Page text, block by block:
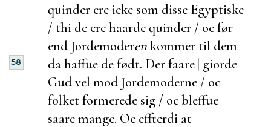
quinder ere icke som disse Egyptiske
/ thi de ere haarde quinder / oc før
end Jordemoderenkommer til dem
da haffue de født. Der faare |
58
giorde
Gud vel mod Jordemoderne / oc
folketformerede sig / oc bleffue
saare mange. Oc effterdi at